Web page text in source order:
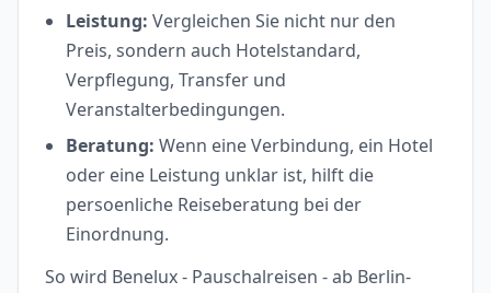
Leistung: Vergleichen Sie nicht nur den
Preis, sondern auch Hotelstandard,
Verpflegung, Transfer und
Veranstalterbedingungen.
Beratung: Wenn eine Verbindung, ein Hotel
oder eine Leistung unklar ist, hilft die
persoenliche Reiseberatung bei der
Einordnung.
So wird Benelux - Pauschalreisen - ab Berlin-